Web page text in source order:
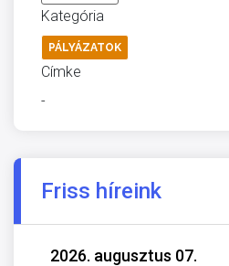
Kategória
PÁLYÁZATOK
Címke
-
Friss híreink
2026. augusztus 07.